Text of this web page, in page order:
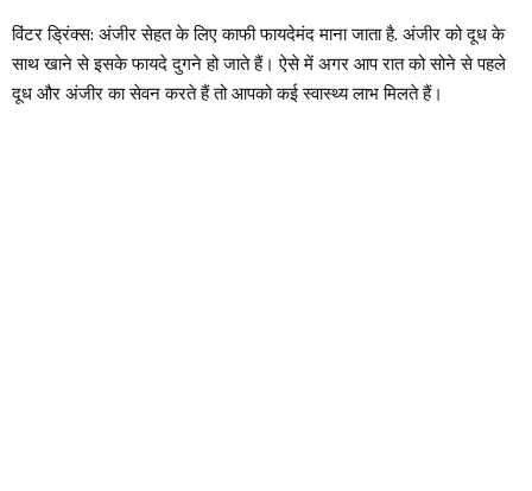
विंटर ड्रिंक्स: अंजीर सेहत के लिए काफी फायदेमंद माना जाता है. अंजीर को दूध के
साथ खाने से इसके फायदे दुगने हो जाते हैं। ऐसे में अगर आप रात को सोने से पहले
दूध और अंजीर का सेवन करते हैं तो आपको कई स्वास्थ्य लाभ मिलते हैं।